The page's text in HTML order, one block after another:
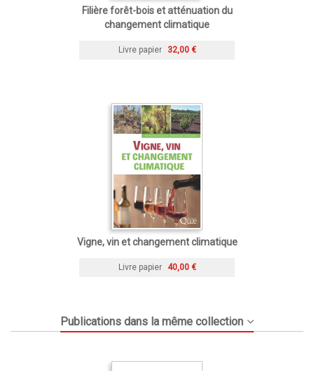
Filière forêt-bois et atténuation du
changement climatique
Livre papier 32,00 €
Vigne, vin et changement climatique
Livre papier 40,00 €
Publications dans la même collection